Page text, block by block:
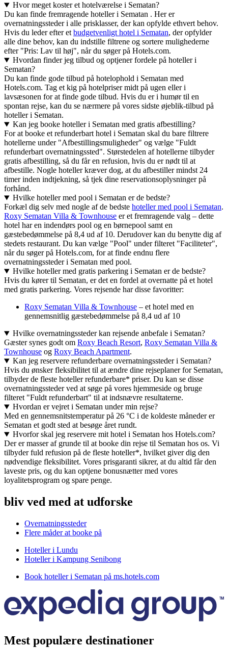
Hvor meget koster et hotelværelse i Sematan?
Du kan finde fremragende hoteller i Sematan . Her er
overnatningssteder i alle prisklasser, der kan opfylde ethvert behov.
Hvis du leder efter et budgetvenligt hotel i Sematan, der opfylder
alle dine behov, kan du indstille filtrene og sortere mulighederne
efter "Pris: Lav til høj", når du søger på Hotels.com.
Hvordan finder jeg tilbud og optjener fordele på hoteller i
Sematan?
Du kan finde gode tilbud på hotelophold i Sematan med
Hotels.com. Tag et kig på hotelpriser midt på ugen eller i
lavsæsonen for at finde gode tilbud. Hvis du er i humør til en
spontan rejse, kan du se nærmere på vores sidste øjeblik-tilbud på
hoteller i Sematan.
Kan jeg booke hoteller i Sematan med gratis afbestilling?
For at booke et refunderbart hotel i Sematan skal du bare filtrere
hotellerne under "Afbestillingsmuligheder" og vælge "Fuldt
refunderbart overnatningssted". Størstedelen af hotellerne tilbyder
gratis afbestilling, så du får en refusion, hvis du er nødt til at
afbestille. Nogle hoteller kræver dog, at du afbestiller mindst 24
timer inden indtjekning, så tjek dine reservationsoplysninger på
forhånd.
Hvilke hoteller med pool i Sematan er de bedste?
Forkæl dig selv med nogle af de bedste hoteller med pool i Sematan.
Roxy Sematan Villa & Townhouse er et fremragende valg – dette
hotel har en indendørs pool og en børnepool samt en
gæstebedømmelse på 8,4 ud af 10. Derudover kan du benytte dig af
stedets restaurant. Du kan vælge "Pool" under filteret "Faciliteter",
når du søger på Hotels.com, for at finde endnu flere
overnatningssteder i Sematan med pool.
Hvilke hoteller med gratis parkering i Sematan er de bedste?
Hvis du kører til Sematan, er det en fordel at overnatte på et hotel
med gratis parkering. Vores rejsende har disse favoritter:
Roxy Sematan Villa & Townhouse – et hotel med en
gennemsnitlig gæstebedømmelse på 8,4 ud af 10
Hvilke overnatningssteder kan rejsende anbefale i Sematan?
Gæster synes godt om Roxy Beach Resort, Roxy Sematan Villa &
Townhouse og Roxy Beach Apartment.
Kan jeg reservere refunderbare overnatningssteder i Sematan?
Hvis du ønsker fleksibilitet til at ændre dine rejseplaner for Sematan,
tilbyder de fleste hoteller refunderbare* priser. Du kan se disse
overnatningssteder ved at søge på vores hjemmeside og bruge
filteret "Fuldt refunderbart" til at indsnævre resultaterne.
Hvordan er vejret i Sematan under min rejse?
Med en gennemsnitstemperatur på 26 °C i de koldeste måneder er
Sematan et godt sted at besøge året rundt.
Hvorfor skal jeg reservere mit hotel i Sematan hos Hotels.com?
Der er masser af grunde til at booke din rejse til Sematan hos os. Vi
tilbyder fuld refusion på de fleste hoteller*, hvilket giver dig den
nødvendige fleksibilitet. Vores prisgaranti sikrer, at du altid får den
laveste pris, og du kan optjene bonusnætter med vores
loyalitetsprogram og spare penge.
bliv ved med at udforske
Overnatningssteder
Flere måder at booke på
Hoteller i Lundu
Hoteller i Kampung Senibong
Book hoteller i Sematan på ms.hotels.com
Mest populære destinationer